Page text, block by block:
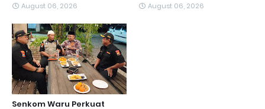
August 06, 2026 August 06, 2026
Senkom Waru Perkuat